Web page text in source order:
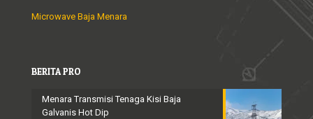
Microwave Baja Menara
BERITA PRO
Menara Transmisi Tenaga Kisi Baja
Galvanis Hot Dip